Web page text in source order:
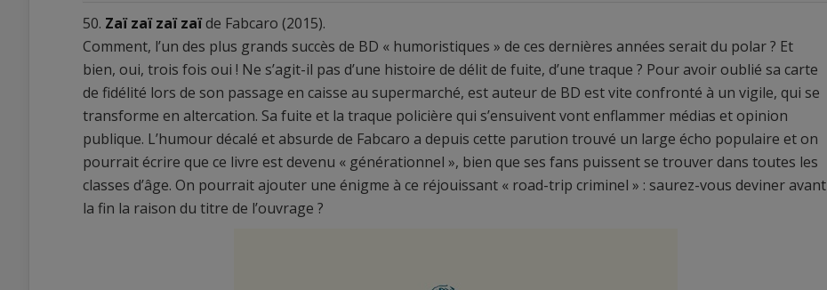
0
0
50. Zaï zaï zaï zaïde Fabcaro (2015).
Comment, l’un des plus grands succès de BD « humoristiques » de ces dernières années serait du polar ? Et
bien, oui, trois fois oui ! Ne s’agit-il pas d’une histoire de délit de fuite, d’une traque ? Pour avoir oublié sa carte
de fidélité lors de son passage en caisse au supermarché, est auteur de BD est vite confronté à un vigile, qui se
transforme en altercation. Sa fuite et la traque policière qui s’ensuivent vont enflammer médias et opinion
publique. L’humour décalé et absurde de Fabcaro a depuis cette parution trouvé un large écho populaire et on
pourrait écrire que ce livre est devenu « générationnel », bien que ses fans puissent se trouver dans toutes les
classes d’âge. On pourrait ajouter une énigme à ce réjouissant « road-trip criminel » : saurez-vous deviner avant
la fin la raison du titre de l’ouvrage ?